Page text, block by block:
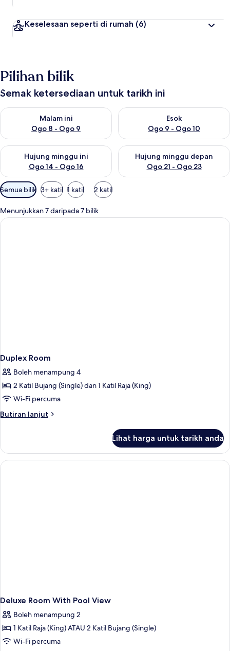
Keselesaan seperti di rumah (6)
Pilihan bilik
Semak ketersediaan untuk tarikh ini
Malam ini
Ogo 8 - Ogo 9
Semak ketersediaan untuk malam ini Ogo 8 - Ogo 9
Esok
Ogo 9 - Ogo 10
Semak ketersediaan untuk
Hujung minggu ini
Ogo 14 - Ogo 16
Semak ketersediaan untuk hujung minggu ini Ogo 14 - Ogo 16
Hujung minggu depan
Ogo 21 - Ogo 23
Semak ketersediaan untuk
Penapis
yang
tersedia
untuk
Semua bilik 3+ katil 1 katil 2 katil
Menunjukkan 7 daripada 7 bilik
Duplex Room
Boleh menampung 4
2 Katil Bujang (Single) dan 1 Katil Raja (King)
Wi-Fi percuma
Butiran lanjut
Butiran
Room
Lihat harga untuk tarikh anda
Deluxe Room With Pool View
Boleh menampung 2
1 Katil Raja (King) ATAU 2 Katil Bujang (Single)
Wi-Fi percuma